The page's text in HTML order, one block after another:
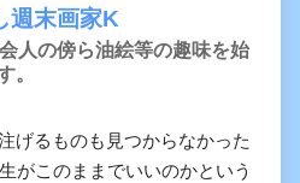
週末画家K
人の傍ら油絵等の趣味を始
。
げるものも見つからなかった
がこのままでいいのかという